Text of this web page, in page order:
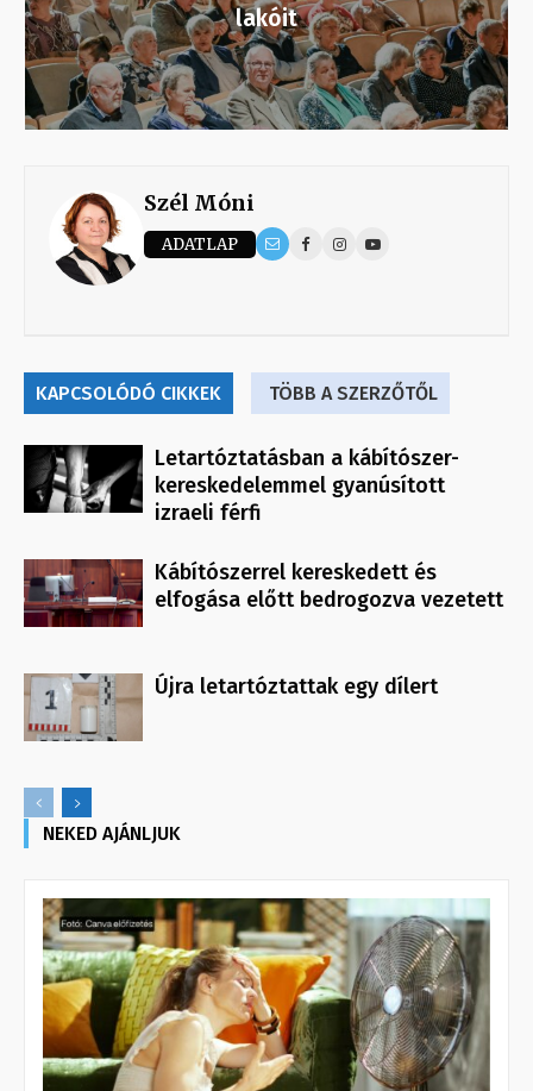
lakóit
Szél Móni
ADATLAP
KAPCSOLÓDÓ CIKKEK TÖBB A SZERZŐTŐL
Letartóztatásban a kábítószer-
kereskedelemmel gyanúsított
izraeli férfi
Kábítószerrel kereskedett és
elfogása előtt bedrogozva vezetett
Újra letartóztattak egy dílert
NEKED AJÁNLJUK